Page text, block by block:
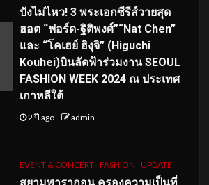
ปังไม่ไหว! 3 พระเอกซีรีส์วายสุด
ฮอต “ฟอร์ด-ฐิติพงศ์”“Nat Chen”
และ “โคเฮย์ ฮิงุจิ” (Higuchi
Kouhei)บินลัดฟ้าร่วมงาน SEOUL
FASHION WEEK 2024 ณ ประเทศ
เกาหลีใต้
2 ปี ago admin
EVENT & CONCERT FASHION UPDATE
สยามพารากอน ครองความเป็นที่